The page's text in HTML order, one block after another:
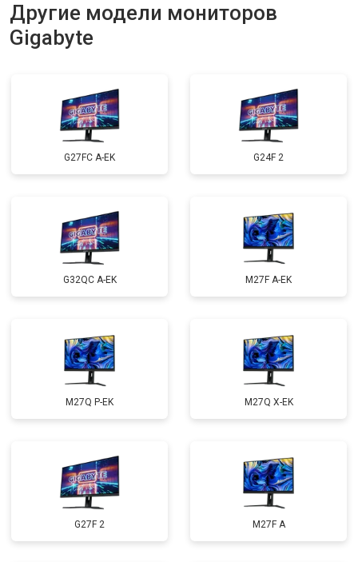
Другие модели мониторов
Gigabyte
G27FC A-EK G24F 2
G32QC A-EK M27F A-EK
M27Q P-EK M27Q X-EK
G27F 2 M27F A